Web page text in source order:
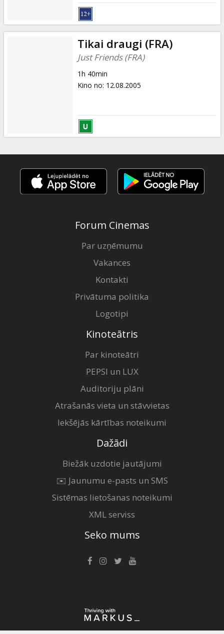
Tikai draugi (FRA)
Just Friends (FRA)
1h 40min
Kino no: 12.08.2005
Forum Cinemas
Par uzņēmumu
Vakances
Kontakti
Privātuma politika
Logotipi
Kinoteātris
Par kinoteātri
PEPSI un LUX
Auditoriju plāni
Atrašanās vieta un stāvvietas
Iekšējās kārtības noteikumi
Dažādi
Biežāk uzdotie jautājumi
✉️ Jaunumu e-pasts un SMS
Sistēmas lietošanas noteikumi
XML serviss
Seko mums